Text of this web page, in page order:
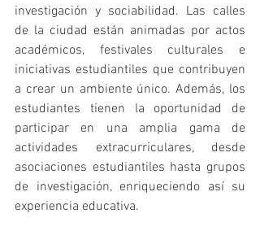
investigación y sociabilidad. Las calles
de la ciudad están animadas por actos
académicos, festivales culturales e
iniciativas estudiantiles que contribuyen
a crear un ambiente único. Además, los
estudiantes tienen la oportunidad de
participar en una amplia gama de
actividades extracurriculares, desde
asociaciones estudiantiles hasta grupos
de investigación, enriqueciendo así su
experiencia educativa.